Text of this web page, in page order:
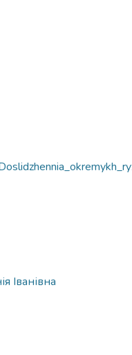
Іванівна